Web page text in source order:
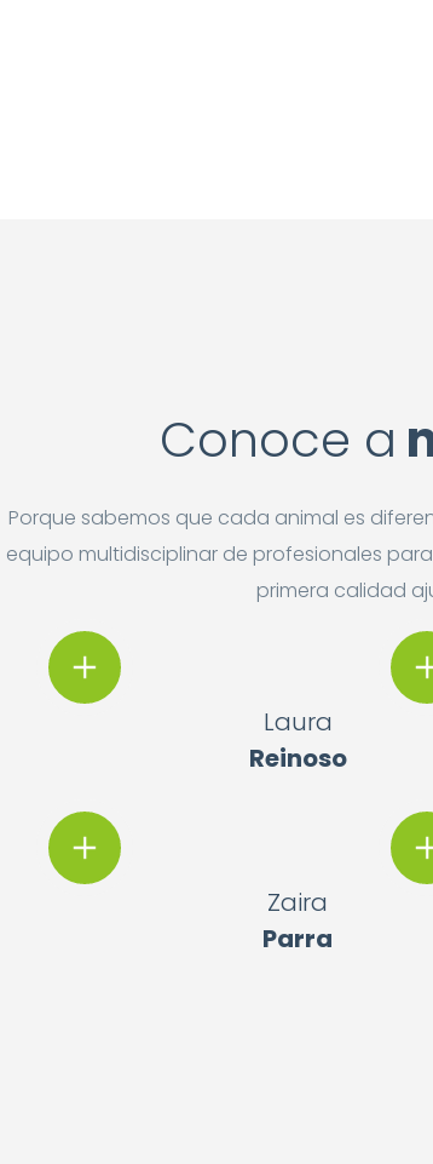
Conoce a
Porque sabemos que cada animal es
equipo multidisciplinar de profesionales
primera calidad
Laura
Reinoso
Zaira
Parra